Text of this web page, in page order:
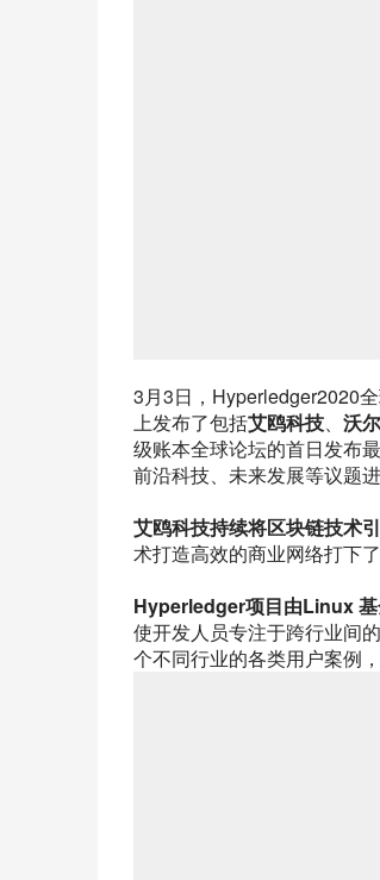
3月3日，Hyperledger2020
上发布了包括艾鸥科技、 沃
级账本全球论坛的首日发布
前沿科技、未来发展等议题
艾鸥科技持续将区块链技术
术打造高效的商业网络打下了
Hyperledger项目由Linux
使开发人员专注于跨行业间
个不同行业的各类用户案例